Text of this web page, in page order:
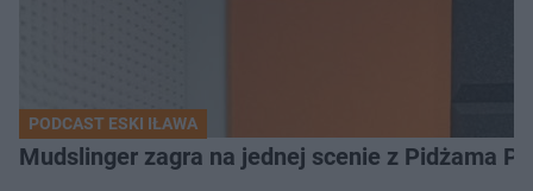
PODCAST ESKI IŁAWA
Mudslinger zagra na jednej scenie z Pidżama